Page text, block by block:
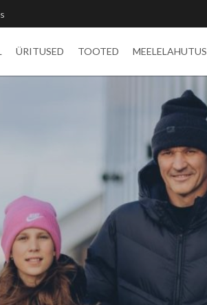
ÜRITUSED TOOTED MEELELAHUTUS